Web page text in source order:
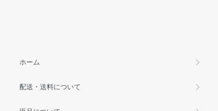
ホーム
配送・送料について